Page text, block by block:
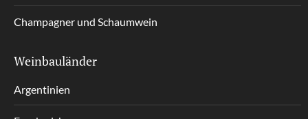
Champagner und Schaumwein
Weinbauländer
Argentinien